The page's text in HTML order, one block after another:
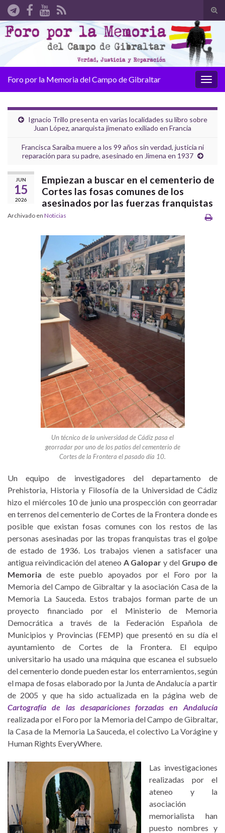
el
de
Search for:
la
Foro por la Memoria del Campo de Gibraltar
Ignacio Trillo presenta en varias localidades su libro sobre
Juan López, anarquista jimenato exiliado en Francia
Francisca Saraiba muere a los 99 años sin verdad, justicia ni
reparación para su padre, asesinado en Jimena en 1937
JUN
15
2026
Empiezan a buscar en el cementerio de
Cortes las fosas comunes de los
asesinados por las fuerzas franquistas
Archivado en Noticias
Un técnico de la universidad de Cádiz pasa el
georradar por uno de los patios del cementerio de
Cortes de la Frontera el pasado día 10.
Un equipo de investigadores del departamento de
Prehistoria, Historia y Filosofía de la Universidad de Cádiz
hizo el miércoles 10 de junio una prospección con georradar
en terrenos del cementerio de Cortes de la Frontera donde es
posible que existan fosas comunes con los restos de las
personas asesinadas por las tropas franquistas tras el golpe
de estado de 1936. Los trabajos vienen a satisfacer una
antigua reivindicación del ateneo A Galopar y del Grupo de
Memoria de este pueblo apoyados por el Foro por la
Memoria del Campo de Gibraltar y la asociación Casa de la
Memoria La Sauceda. Estos trabajos forman parte de un
proyecto financiado por el Ministerio de Memoria
Democrática a través de la Federación Española de
Municipios y Provincias (FEMP) que presentó en su día el
ayuntamiento de Cortes de la Frontera. El equipo
universitario ha usado una máquina que escanea el subsuelo
del cementerio donde pueden estar los enterramientos, según
el mapa de fosas elaborado por la Junta de Andalucía a partir
de 2005 y que ha sido actualizada en la página web de
Cartografía de las desapariciones forzadas en Andalucía
realizada por el Foro por la Memoria del Campo de Gibraltar,
la Casa de la Memoria La Sauceda, el colectivo La Vorágine y
Human Rights EveryWhere.
Las investigaciones
realizadas por el
ateneo y la
asociación
memorialista han
puesto nombres y